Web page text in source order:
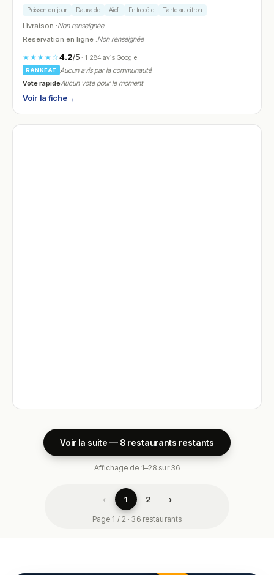
Poisson du jour Daurade Aïoli Entrecôte Tarte au citron
Livraison :Non renseignée
Réservation en ligne :Non renseignée
★★★★☆4.2/5· 1 284 avis Google
RANKEAT
Aucun avis par la communauté
Vote rapideAucun vote pour le moment
Voir la fiche→
Voir la suite — 8 restaurants restants
Affichage de 1–28 sur 36
‹ 1 2 ›
Page 1 / 2 · 36 restaurants